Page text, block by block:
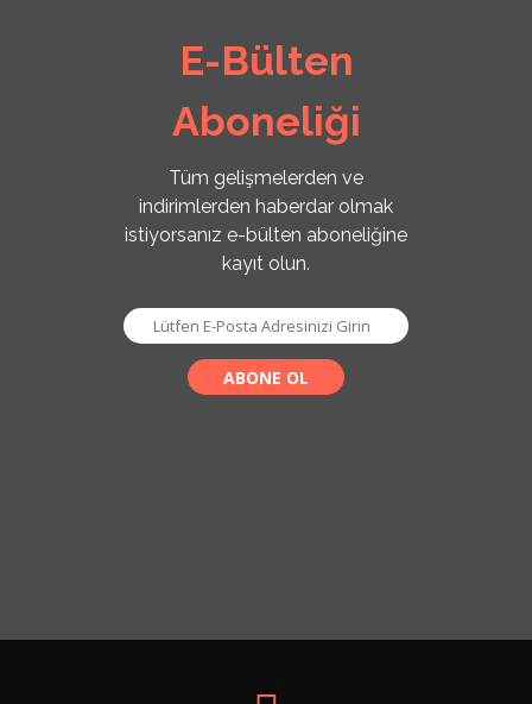
E-Bülten
Aboneliği
Tüm gelişmelerden ve
indirimlerden haberdar olmak
istiyorsanız e-bülten aboneliğine
kayıt olun.